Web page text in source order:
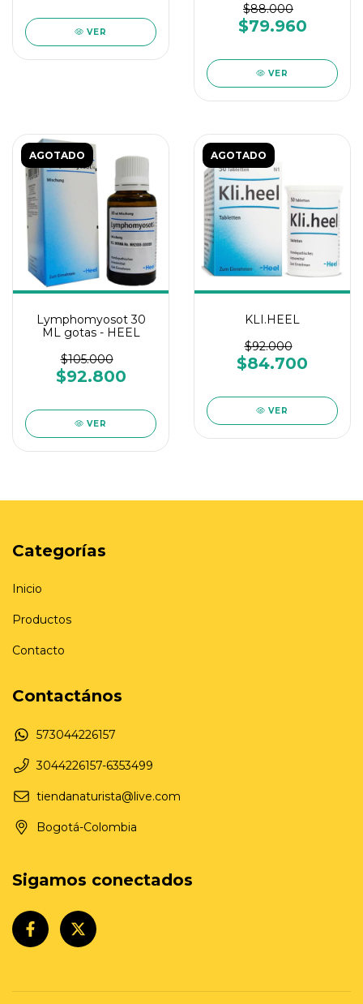
VER
$88.000
$79.960
VER
AGOTADO
Lymphomyosot 30
ML gotas - HEEL
$105.000
$92.800
VER
AGOTADO
KLI.HEEL
$92.000
$84.700
VER
Categorías
Inicio
Productos
Contacto
Contactános
573044226157
3044226157-6353499
tiendanaturista@live.com
Bogotá-Colombia
Sigamos conectados